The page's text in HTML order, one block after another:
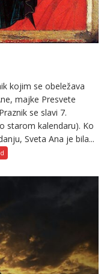
kojim se obeležava
majke Presvete
se slavi 7.
starom kalendaru). Ko
Sveta Ana je bila...